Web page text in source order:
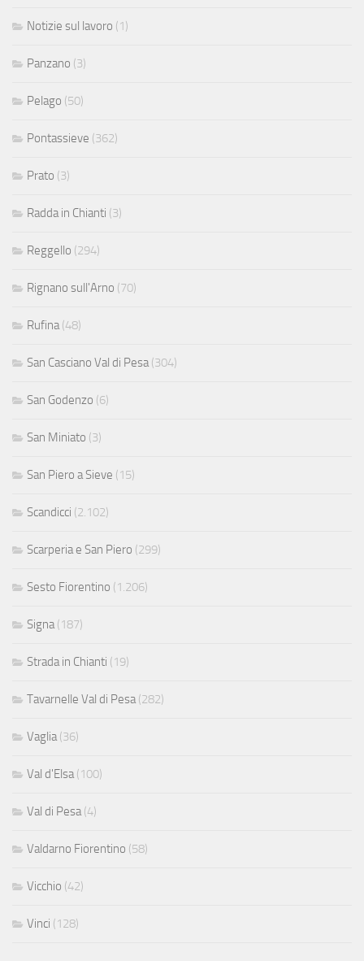
Notizie sul lavoro (1)
Panzano (3)
Pelago (50)
Pontassieve (362)
Prato (3)
Radda in Chianti (3)
Reggello (294)
Rignano sull'Arno (70)
Rufina(48)
San Casciano Val di Pesa(304)
San Godenzo (6)
San Miniato (3)
San Piero a Sieve (15)
Scandicci (2.102)
Scarperia e San Piero (299)
Sesto Fiorentino (1.206)
Signa(187)
Strada in Chianti (19)
Tavarnelle Val di Pesa(282)
Vaglia(36)
Val d'Elsa(100)
Val di Pesa(4)
Valdarno Fiorentino (58)
Vicchio (42)
Vinci (128)